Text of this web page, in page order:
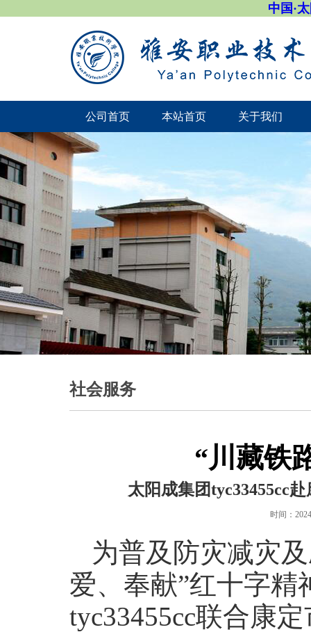
中国·
公司首页 本站首页 关于我们
社会服务
“川藏铁
太阳成集团tyc33455cc
时间：
为普及防灾减灾
爱、奉献”红十字
tyc33455cc联合康